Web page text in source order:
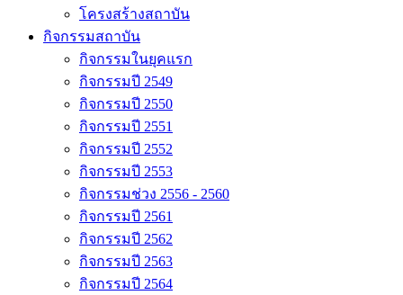
โครงสร้างสถาบัน
กิจกรรมสถาบัน
กิจกรรมในยุคแรก
กิจกรรมปี 2549
กิจกรรมปี 2550
กิจกรรมปี 2551
กิจกรรมปี 2552
กิจกรรมปี 2553
กิจกรรมช่วง 2556 - 2560
กิจกรรมปี 2561
กิจกรรมปี 2562
กิจกรรมปี 2563
กิจกรรมปี 2564